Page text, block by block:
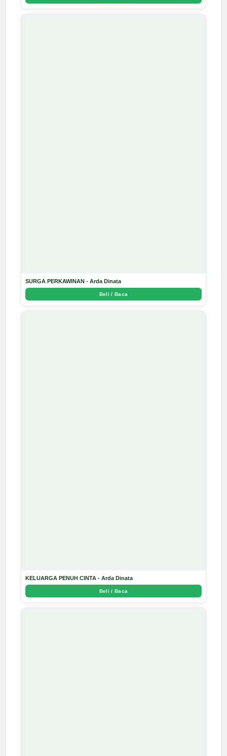
SURGA PERKAWINAN - Arda Dinata
Beli / Baca
KELUARGA PENUH CINTA - Arda Dinata
Beli / Baca